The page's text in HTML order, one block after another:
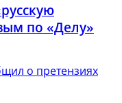
по «Делу»